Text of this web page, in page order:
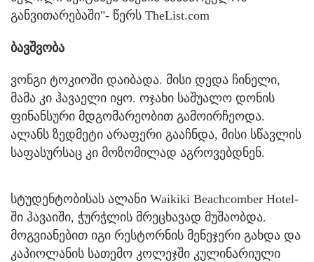
განვითარებაში"- წერს TheList.com
ბავშვობა
ვონგი ტოკიოში დაიბადა. მისი დედა ჩინელი,
მამა კი ჰავაელი იყო. ოჯახი საშუალო დონის
ფინანსური მდგომარეობით გამოირჩეოდა.
ალანს ზედმეტი არაფერი გააჩნდა, მისი სწავლის
საფასურსაც კი მოზომილად აგროვებდნენ.
სტუდენტობისას ალანი Waikiki Beachcomber Hotel-
ში ჰავაიში, ჭურჭლის მრეცხავად მუშაობდა.
მოგვიანებით იგი რესტორნის მენეჯერი გახდა და
კაპიოლანის სათემო კოლეჯში კულინარიული